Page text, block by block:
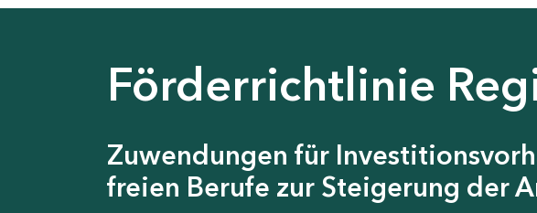
Förderrichtlinie
Zuwendungen für
freien Berufe zur Steigerung der